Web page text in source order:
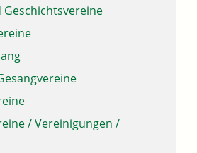
Geschichtsvereine
/ Vereinigungen /